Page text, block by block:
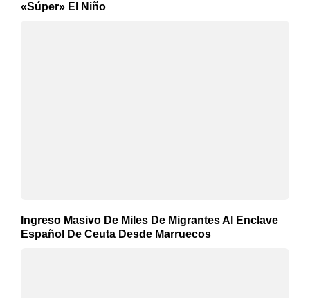
«Súper» El Niño
Ingreso Masivo De Miles De Migrantes Al Enclave
Español De Ceuta Desde Marruecos